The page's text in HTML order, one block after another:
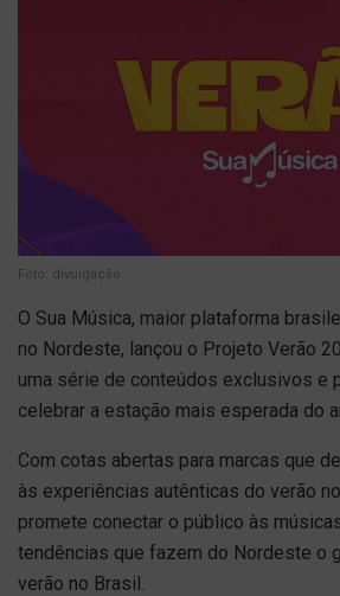
Foto: divulgação
O Sua Música, maior plataforma
no Nordeste, lançou o Projeto Verão
uma série de conteúdos exclusivos e
celebrar a estação mais esperada do
Com cotas abertas para marcas que
às experiências autênticas do verão
promete conectar o público às
tendências que fazem do Nordeste o
verão no Brasil.